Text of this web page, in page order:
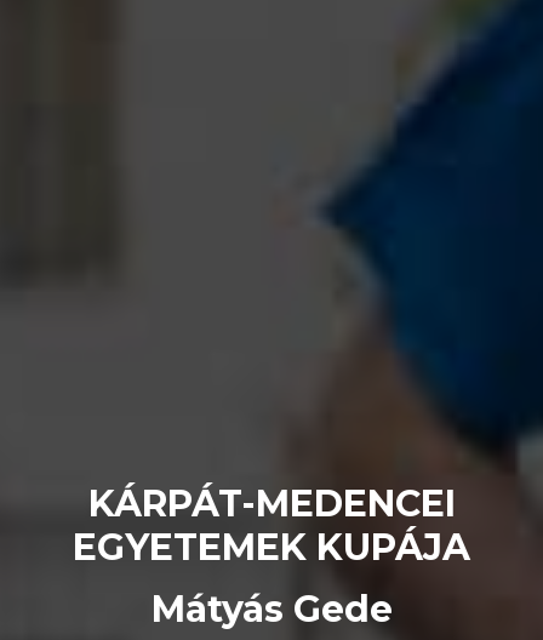
KÁRPÁT-MEDENCEI
EGYETEMEK KUPÁJA
Mátyás Gede